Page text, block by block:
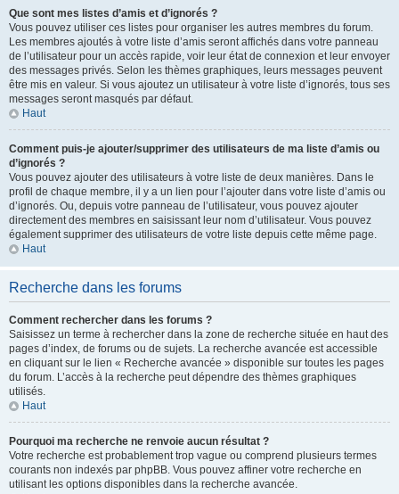
Que sont mes listes d’amis et d’ignorés ?
Vous pouvez utiliser ces listes pour organiser les autres membres du forum.
Les membres ajoutés à votre liste d’amis seront affichés dans votre panneau
de l’utilisateur pour un accès rapide, voir leur état de connexion et leur envoyer
des messages privés. Selon les thèmes graphiques, leurs messages peuvent
être mis en valeur. Si vous ajoutez un utilisateur à votre liste d’ignorés, tous ses
messages seront masqués par défaut.
Haut
Comment puis-je ajouter/supprimer des utilisateurs de ma liste d’amis ou
d’ignorés ?
Vous pouvez ajouter des utilisateurs à votre liste de deux manières. Dans le
profil de chaque membre, il y a un lien pour l’ajouter dans votre liste d’amis ou
d’ignorés. Ou, depuis votre panneau de l’utilisateur, vous pouvez ajouter
directement des membres en saisissant leur nom d’utilisateur. Vous pouvez
également supprimer des utilisateurs de votre liste depuis cette même page.
Haut
Recherche dans les forums
Comment rechercher dans les forums ?
Saisissez un terme à rechercher dans la zone de recherche située en haut des
pages d’index, de forums ou de sujets. La recherche avancée est accessible
en cliquant sur le lien « Recherche avancée » disponible sur toutes les pages
du forum. L’accès à la recherche peut dépendre des thèmes graphiques
utilisés.
Haut
Pourquoi ma recherche ne renvoie aucun résultat ?
Votre recherche est probablement trop vague ou comprend plusieurs termes
courants non indexés par phpBB. Vous pouvez affiner votre recherche en
utilisant les options disponibles dans la recherche avancée.